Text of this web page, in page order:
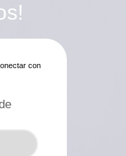
con